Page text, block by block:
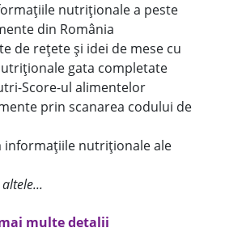
nutriționale a peste
din România
de rețete și idei de mese cu
gata completate
Score-ul alimentelor
prin scanarea codului de
informațiile nutriționale ale
multe detalii